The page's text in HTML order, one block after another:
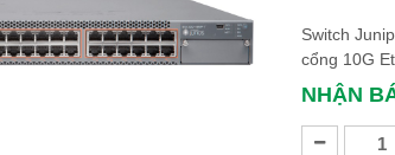
Switch
cổng 10G
NHẬN